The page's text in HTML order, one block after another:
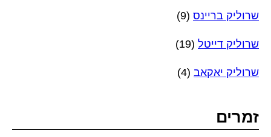
שרוליק בריינס (9)
שרוליק דייטל (19)
שרוליק יאקאב (4)
זמרים